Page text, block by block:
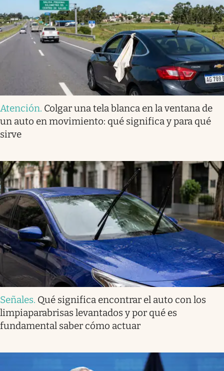
Atención. Colgar una tela blanca en la ventana de
un auto en movimiento: qué significa y para qué
sirve
Señales. Qué significa encontrar el auto con los
limpiaparabrisas levantados y por qué es
fundamental saber cómo actuar